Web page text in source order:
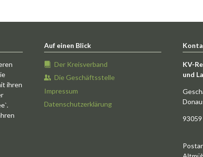
ihren
Auf einen Blick
Der Kreisverband
Die Geschäftsstelle
Impressum
Datenschutzerklärung
KV-
und